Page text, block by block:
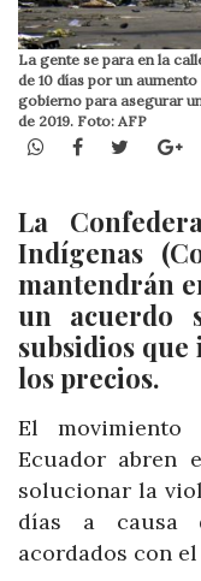
La gente se para en la
de 10 días por un
gobierno para asegurar
de 2019. Foto: AFP
WhatsApp
Facebook
Twitter
La
Indígenas
mantendrán
un acuerdo
subsidios que
los precios.
El
Ecuador abren
solucionar la
días a causa
acordados con el